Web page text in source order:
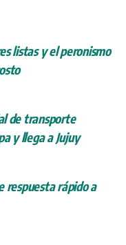
listas y el peronismo
de transporte
y llega a Jujuy
respuesta rápido a